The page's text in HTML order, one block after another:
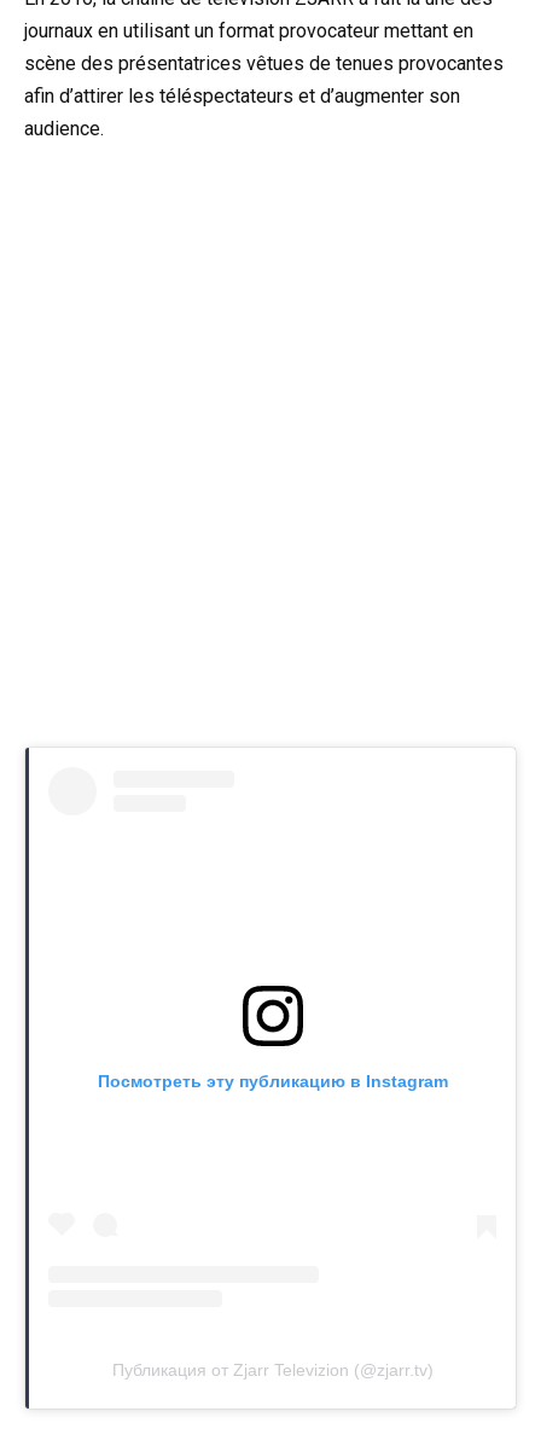
journaux en utilisant un format provocateur mettant en
scène des présentatrices vêtues de tenues provocantes
afin d’attirer les téléspectateurs et d’augmenter son
audience.
Посмотреть эту публикацию в Instagram
Публикация от Zjarr Televizion (@zjarr.tv)